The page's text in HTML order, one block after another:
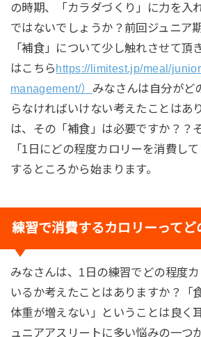
の時期、「カラダづくり」に力を入
ではないでしょうか？前回ジュニア
「補食」について少し触れさせて頂
はこちらhttps://limitest.jp/meal/
management/） みなさんは自分がど
らなければいけない考えたことはあ
は、その「補食」は必要ですか？？
「1日にどの程度カロリーを消費し
するところから始まります。
練習で消費するカロリーってど
みなさんは、1日の練習でどの程度
いるか考えたことはありますか？「
体重が増えない」ということは良く
ュニアアスリートに多い悩みの一つ